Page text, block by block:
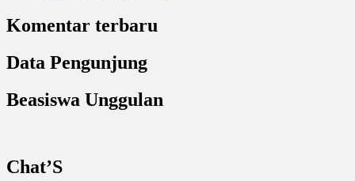
Komentar terbaru
Data Pengunjung
Beasiswa Unggulan
Chat’S